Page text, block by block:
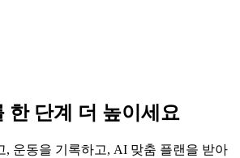
한 단계 더 높이세요
, 운동을 기록하고, AI 맞춤 플랜을 받아